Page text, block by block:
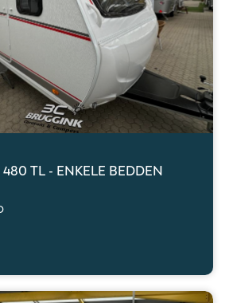
480 TL - ENKELE BEDDEN